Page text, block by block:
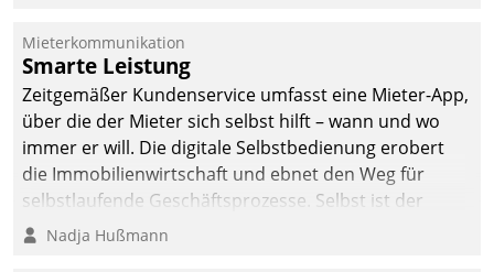
Mieterkommunikation
Smarte Leistung
Zeitgemäßer Kundenservice umfasst eine Mieter-App,
über die der Mieter sich selbst hilft – wann und wo
immer er will. Die digitale Selbstbedienung erobert
die Immobilienwirtschaft und ebnet den Weg für
selbstlaufende Geschäftsprozesse. Selbst ist der
Kunde und smart der Serviceanbieter.
Nadja Hußmann